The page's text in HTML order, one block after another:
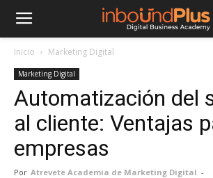
Inicio Marketing Digital
Marketing Digital
Automatización del
al cliente: Ventajas
empresas
Por Atrevete Academia de Marketing Digital -